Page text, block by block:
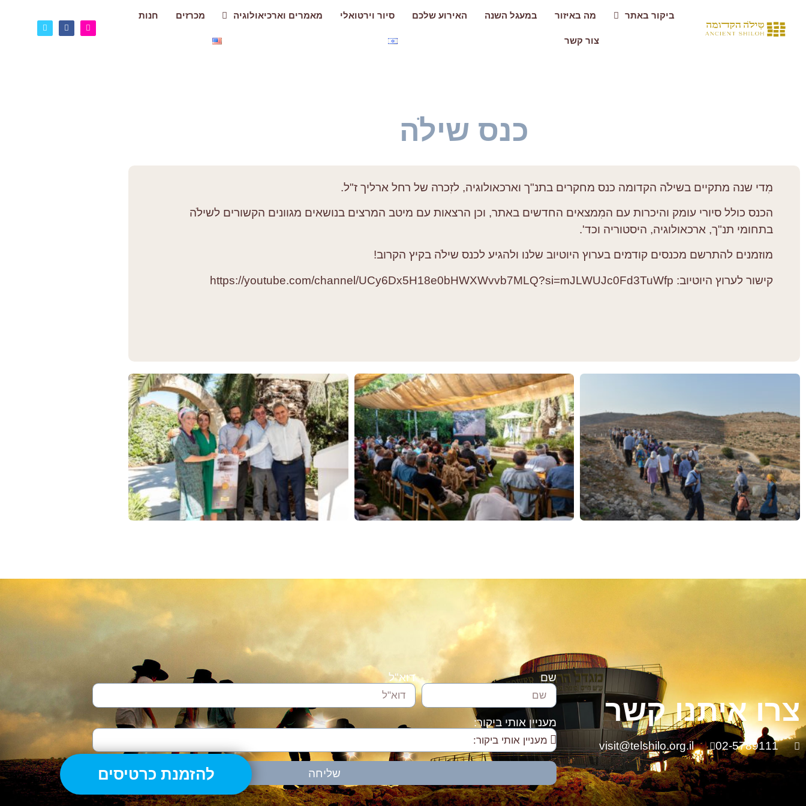
ביקור באתר מה באיזור במעגל השנה האירוע שלכם סיור וירטואלי מאמרים וארכיאולוגיה מכרזים חנות
צור קשר
כנס שילֹה
מִדי שנה מתקיים בשילֹה הקדומה כנס מחקרים בתנ"ך וארכאולוגיה, לזִכרה של רחל ארליך ז"ל.
הכנס כולל סיורי עומק והיכרות עם המִמצאים החדשים באתר, וכן הרצאות עם מיטב המרצים בנושאים מגוונים הקשורים לשילֹה
בתחומי תנ"ך, ארכאולוגיה, היסטוריה וכד'.
מוזמנים להתרשם מכנסים קודמים בערוץ היוטיוב שלנו ולהגיע לכנס שילֹה בקיץ הקרוב!
קישור לערוץ היוטיוב: https://youtube.com/channel/UCy6Dx5H18e0bHWXWvvb7MLQ?si=mJLWUJc0Fd3TuWfp
צרו איתנו קשר
02-5789111
visit@telshilo.org.il
שם דוא"ל
מעניין אותי ביקור:
שליחה להזמנת כרטיסים